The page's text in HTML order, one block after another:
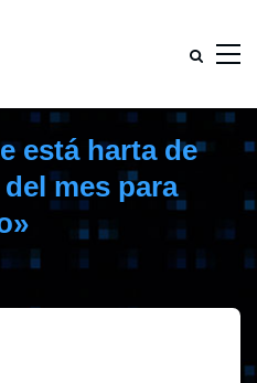
está harta de
mes para